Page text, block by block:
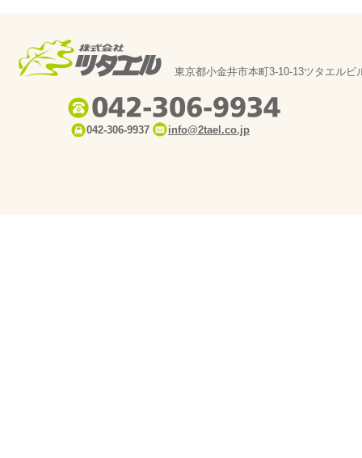
東京都小金井市本町3-10-13ツタエルビ
042-306-9937 info@2tael.co.jp